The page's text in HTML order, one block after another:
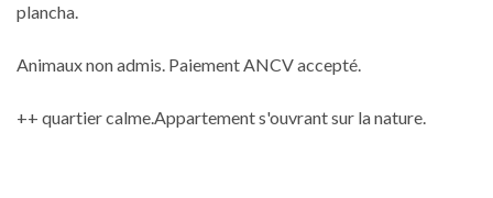
plancha.
Animaux non admis. Paiement ANCV accepté.
++ quartier calme.Appartement s'ouvrant sur la nature.